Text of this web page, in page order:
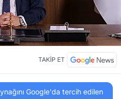
TAKİP ET
Google'da tercih edilen